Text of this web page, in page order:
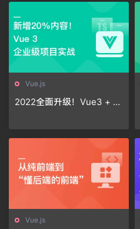
Vue.js
2022全面升级！Vue3 + T
Vue.js